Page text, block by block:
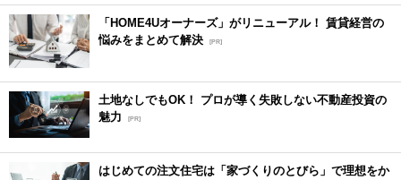
「HOME4Uオーナーズ」がリニューアル！ 賃貸経営の
悩みをまとめて解決 [PR]
土地なしでもOK！ プロが導く失敗しない不動産投資の
魅力
[PR]
はじめての注文住宅は「家づくりのとびら」で理想をか